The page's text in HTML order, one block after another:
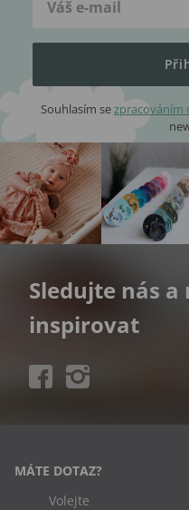
Souhlasím se zpracováním
Sledujte nás a
inspirovat
MÁTE DOTAZ?
Volejte